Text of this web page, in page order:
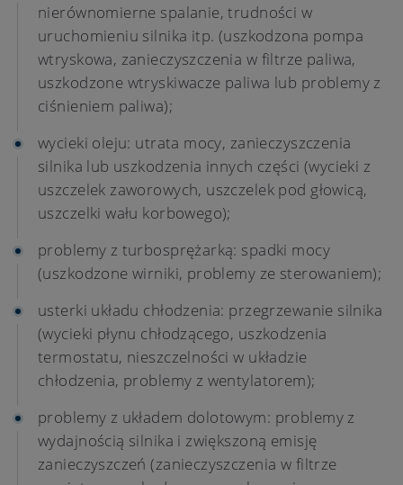
nierównomierne spalanie, trudności w
uruchomieniu silnika itp. (uszkodzona pompa
wtryskowa, zanieczyszczenia w filtrze paliwa,
uszkodzone wtryskiwacze paliwa lub problemy z
ciśnieniem paliwa);
wycieki oleju: utrata mocy, zanieczyszczenia
silnika lub uszkodzenia innych części (wycieki z
uszczelek zaworowych, uszczelek pod głowicą,
uszczelki wału korbowego);
problemy z turbosprężarką: spadki mocy
(uszkodzone wirniki, problemy ze sterowaniem);
usterki układu chłodzenia: przegrzewanie silnika
(wycieki płynu chłodzącego, uszkodzenia
termostatu, nieszczelności w układzie
chłodzenia, problemy z wentylatorem);
problemy z układem dolotowym: problemy z
wydajnością silnika i zwiększoną emisję
zanieczyszczeń (zanieczyszczenia w filtrze